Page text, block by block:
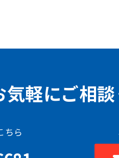
軽にご相談
ちら